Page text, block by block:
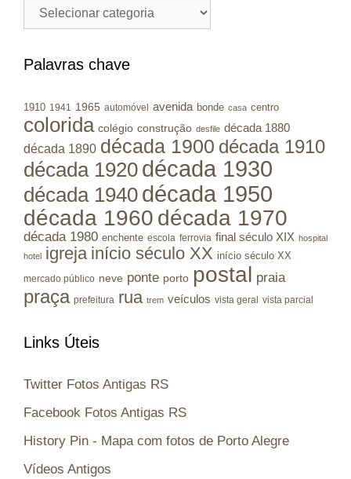
Municípios
Palavras chave
1910 1941 1965 automóvel avenida bonde casa centro
colorida colégio construção desfile década 1880
década 1890 década 1900 década 1910
década 1920 década 1930
década 1940 década 1950
década 1960 década 1970
década 1980 enchente escola ferrovia final século XIX hospital
hotel igreja início século XX início século XX
mercado público neve ponte porto postal praia
praça prefeitura rua trem veículos vista geral vista parcial
Links Úteis
Twitter Fotos Antigas RS
Facebook Fotos Antigas RS
History Pin - Mapa com fotos de Porto Alegre
Vídeos Antigos